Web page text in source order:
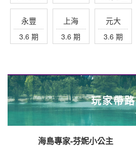
永豐
3.6 期
上海
3.6 期
元大
3.6 期
玩家帶路
海島專家-芬妮小公主